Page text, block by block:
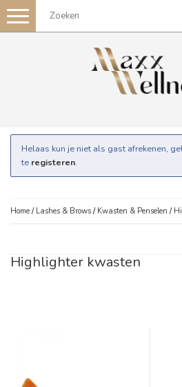
Toggle
navigation
Helaas kun je niet als gast afrekenen,
te registeren.
Home / Lashes & Brows / Kwasten & Penselen /
Highlighter kwasten